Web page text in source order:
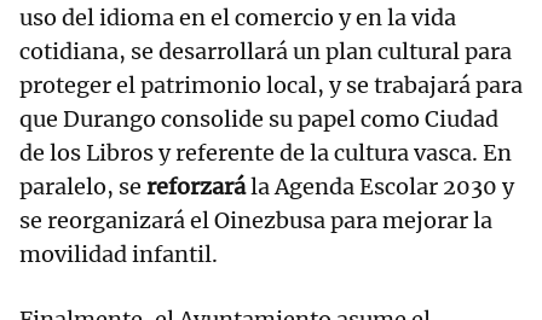
uso del idioma en el comercio y en la vida
cotidiana, se desarrollará un plan cultural para
proteger el patrimonio local, y se trabajará para
que Durango consolide su papel como Ciudad
de los Libros y referente de la cultura vasca. En
paralelo, se reforzarála Agenda Escolar 2030 y
se reorganizará el Oinezbusa para mejorar la
movilidad infantil.